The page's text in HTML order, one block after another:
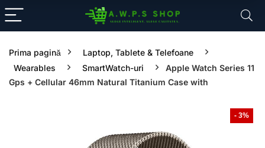
Prima pagină
Laptop, Tablete & Telefoane
Wearables
SmartWatch-uri
Apple Watch Series 11
Gps + Cellular 46mm Natural Titanium Case with
- 3%